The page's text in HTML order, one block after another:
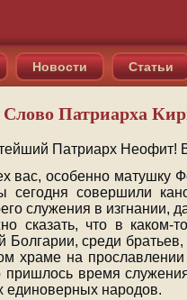
Новости Статьи
Слово Патриарха
Патриарх Неофит!
вас, особенно матушку
сегодня совершили
служения в изгнании,
сказать, что в
Болгарии, среди
храме на
пришлось время
единоверных народов.